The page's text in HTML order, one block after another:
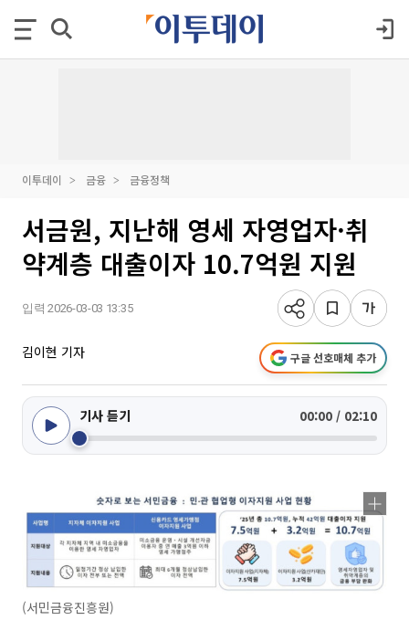
이투데이 금융 금융정책
서금원, 지난해 영세 자영업자·취
약계층 대출이자 10.7억원 지원
입력 2026-03-03 13:35
김이현 기자 구글 선호매체 추가
기사 듣기 00:00 / 02:10
(서민금융진흥원)